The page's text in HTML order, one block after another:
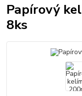
Papírový
8ks